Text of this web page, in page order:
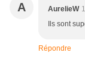
A AurelieW
Ils sont
Répondre